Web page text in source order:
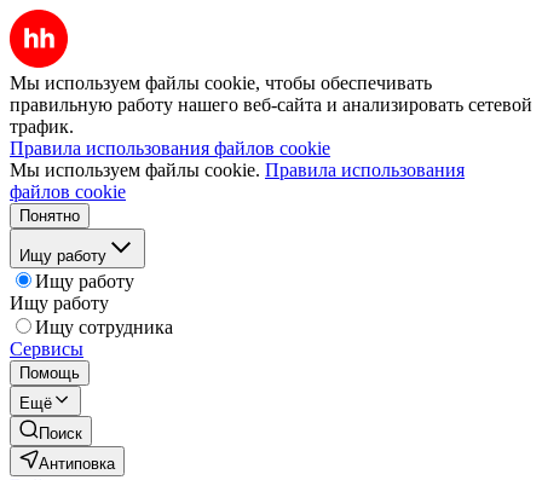
Мы используем файлы cookie, чтобы обеспечивать
правильную работу нашего веб-сайта и анализировать сетевой
трафик.
Правила использования файлов cookie
Мы используем файлы cookie. Правила использования
файлов cookie
Понятно
Ищу работу
Ищу работу
Ищу работу
Ищу сотрудника
Сервисы
Помощь
Ещё
Поиск
Антиповка